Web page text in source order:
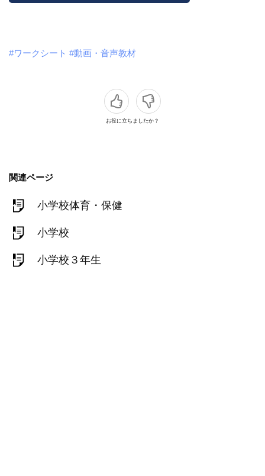
#ワークシート #動画・音声教材
お役に立ちましたか？
関連ページ
小学校体育・保健
小学校
小学校３年生